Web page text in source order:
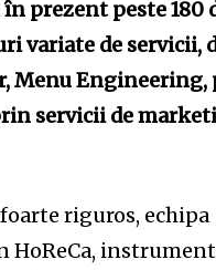
prezent peste 180
variate de servicii,
Menu Engineering,
servicii de
riguros, echipa
HoReCa,